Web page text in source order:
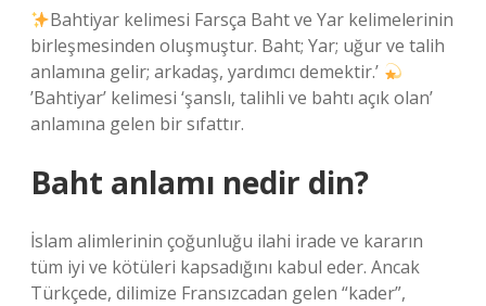
Bahtiyar kelimesi Farsça Baht ve Yar kelimelerinin
birleşmesinden oluşmuştur. Baht; Yar; uğur ve talih
anlamına gelir; arkadaş, yardımcı demektir.’
’Bahtiyar’ kelimesi ‘şanslı, talihli ve bahtı açık olan’
anlamına gelen bir sıfattır.
Baht anlamı nedir din?
İslam alimlerinin çoğunluğu ilahi irade ve kararın
tüm iyi ve kötüleri kapsadığını kabul eder. Ancak
Türkçede, dilimize Fransızcadan gelen “kader”,